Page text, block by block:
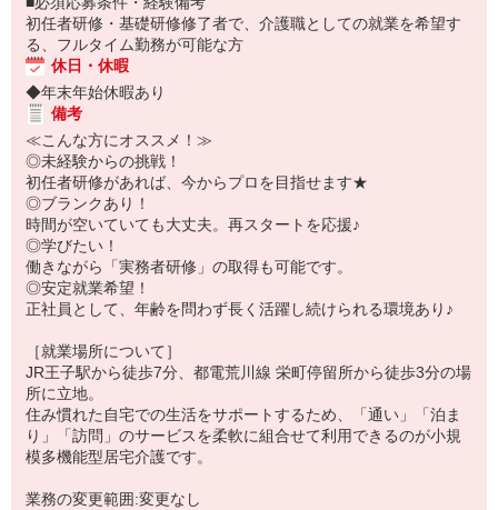
初任者研修・基礎研修修了者で、介護職としての就業を希望す
る、フルタイム勤務が可能な方
休日・休暇
◆年末年始休暇あり
備考
≪こんな方にオススメ！≫
◎未経験からの挑戦！
初任者研修があれば、今からプロを目指せます★
◎ブランクあり！
時間が空いていても大丈夫。再スタートを応援♪
◎学びたい！
働きながら「実務者研修」の取得も可能です。
◎安定就業希望！
正社員として、年齢を問わず長く活躍し続けられる環境あり♪
［就業場所について］
JR王子駅から徒歩7分、都電荒川線 栄町停留所から徒歩3分の場
所に立地。
住み慣れた自宅での生活をサポートするため、「通い」「泊ま
り」「訪問」のサービスを柔軟に組合せて利用できるのが小規
模多機能型居宅介護です。
業務の変更範囲:変更なし